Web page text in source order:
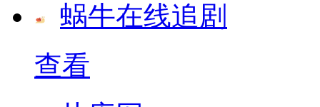
蜗牛在线追剧
查看